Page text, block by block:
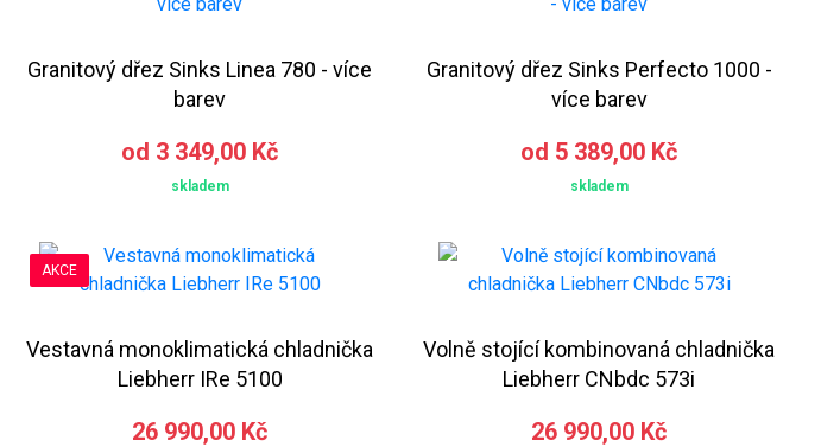
Granitový dřez Sinks Linea 780 - více
barev
od 3 349,00 Kč
skladem
Granitový dřez Sinks Perfecto 1000 -
více barev
od 5 389,00 Kč
skladem
AKCE
Vestavná monoklimatická chladnička
Liebherr IRe 5100
26 990,00 Kč
Volně stojící kombinovaná chladnička
Liebherr CNbdc 573i
26 990,00 Kč